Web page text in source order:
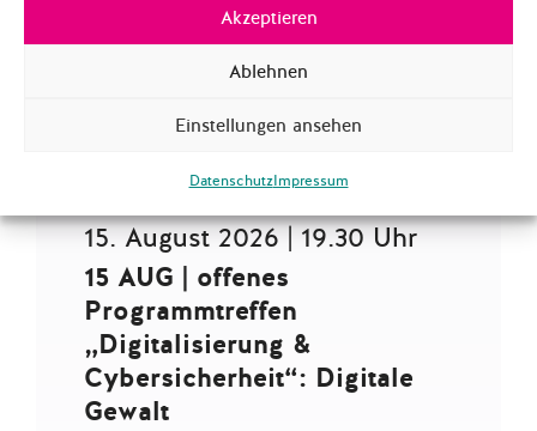
Akzeptieren
Ablehnen
Einstellungen ansehen
DatenschutzImpressum
GLOBALE FRAGEN
DIGITALISIERUNG UND
15. August 2026 | 19.30 Uhr
15 AUG | offenes
Programmtreffen
„Digitalisierung &
Cybersicherheit“: Digitale
Gewalt